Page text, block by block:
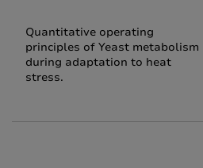
Quantitative operating
principles of Yeast metabolism
during adaptation to heat
stress.